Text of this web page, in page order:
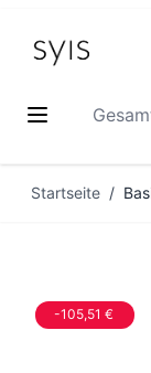
Startseite /
-105,51 €